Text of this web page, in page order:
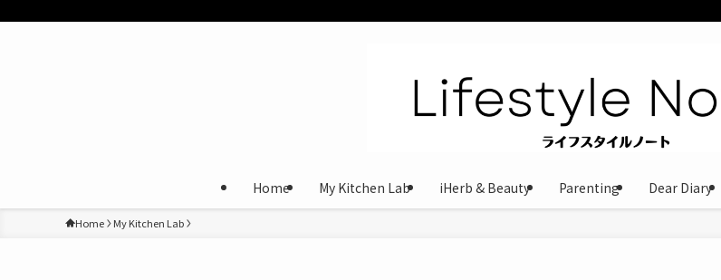
Home My Kitchen Lab iHerb & Beauty Parenting Dear Diary
Home My Kitchen Lab